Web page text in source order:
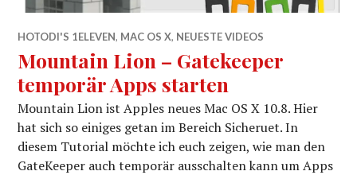
HOTODI'S 1ELEVEN, MAC OS X, NEUESTE VIDEOS
Mountain Lion – Gatekeeper
temporär Apps starten
Mountain Lion ist Apples neues Mac OS X 10.8. Hier
hat sich so einiges getan im Bereich Sicheruet. In
diesem Tutorial möchte ich euch zeigen, wie man den
GateKeeper auch temporär ausschalten kann um Apps